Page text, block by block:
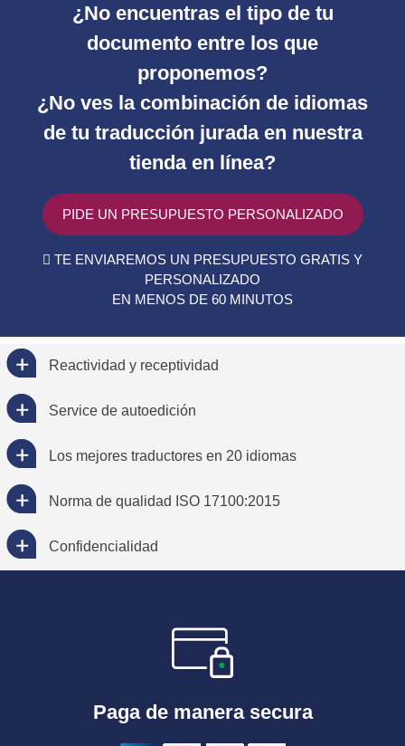
¿No encuentras el tipo de tu
documento entre los que
proponemos?
¿No ves la combinación de idiomas
de tu traducción jurada en nuestra
tienda en línea?
PIDE UN PRESUPUESTO PERSONALIZADO
TE ENVIAREMOS UN PRESUPUESTO GRATIS Y
PERSONALIZADO
EN MENOS DE 60 MINUTOS
Reactividad y receptividad
Service de autoedición
Los mejores traductores en 20 idiomas
Norma de qualidad ISO 17100:2015
Confidencialidad
Paga de manera secura